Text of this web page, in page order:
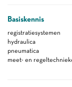
Basiskennis
registratiesystemen
hydraulica
pneumatica
meet- en